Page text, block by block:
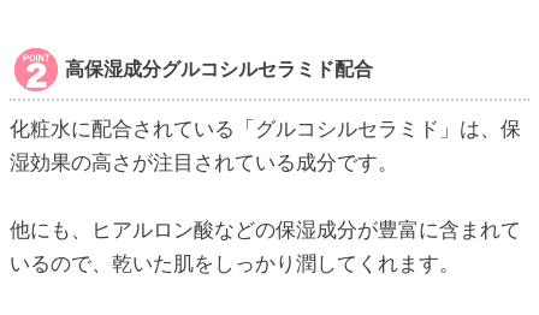
高保湿成分グルコシルセラミド配合
化粧水に配合されている「グルコシルセラミド」は、保
湿効果の高さが注目されている成分です。
他にも、ヒアルロン酸などの保湿成分が豊富に含まれて
いるので、乾いた肌をしっかり潤してくれます。